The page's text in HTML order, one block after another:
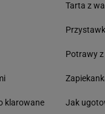
klarowane
Tarta z
Potrawy
Jak